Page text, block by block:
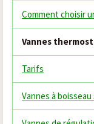
Comment choisir
Vannes
Tarifs
Vannes à